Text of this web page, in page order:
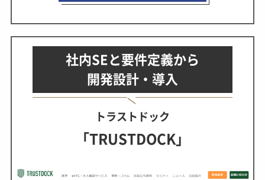
社内SEと要件定義から
開発設計・導入
トラストドック
「TRUSTDOCK」